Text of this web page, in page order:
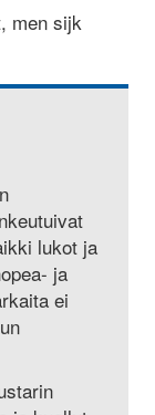
men sijk
lukot ja
ja
ei